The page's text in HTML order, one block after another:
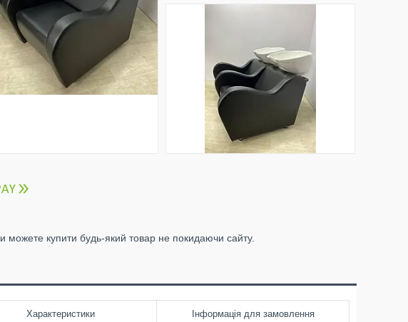
можете купити будь-який товар не покидаючи сайту.
Характеристики Інформація для замовлення